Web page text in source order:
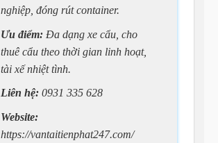
nghiệp, đóng rút container.
Ưu điểm:Đa dạng xe cẩu, cho
thuê cẩu theo thời gian linh hoạt,
tài xế nhiệt tình.
Liên hệ: 0931 335 628
Website:
https://vantaitienphat247.com/